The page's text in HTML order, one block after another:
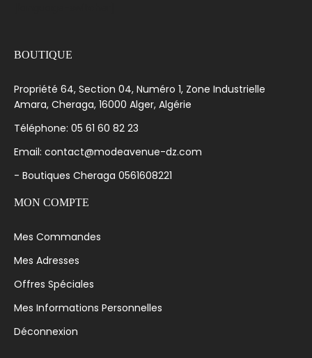
BOUTIQUE
Propriété 64, Section 04, Numéro 1, Zone Industrielle
Amara, Cheraga, 16000 Alger, Algérie
Téléphone: 05 61 60 82 23
Email: contact@modeavenue-dz.com
- Boutiques Cheraga 0561608221
MON COMPTE
Mes Commandes
Mes Adresses
Offres Spéciales
Mes Informations Personnelles
Déconnexion